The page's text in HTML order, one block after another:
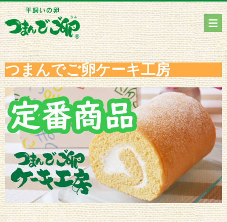
つまんでご卵ケーキ工房